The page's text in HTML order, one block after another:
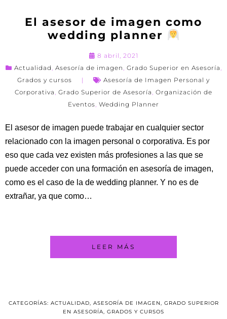
El asesor de imagen como
wedding planner
8 abril, 2021
Actualidad Asesoría de imagen Grado Superior en Asesoría
Grados y cursos
Asesoría de Imagen Personal y
Corporativa Grado Superior de Asesoría Organización de
Eventos Wedding Planner
El asesor de imagen puede trabajar en cualquier sector
relacionado con la imagen personal o corporativa. Es por
eso que cada vez existen más profesiones a las que se
puede acceder con una formación en asesoría de imagen,
como es el caso de la de wedding planner. Y no es de
extrañar, ya que como…
LEER MÁS
CATEGORÍAS: ACTUALIDAD, ASESORÍA DE IMAGEN, GRADO SUPERIOR
EN ASESORÍA, GRADOS Y CURSOS